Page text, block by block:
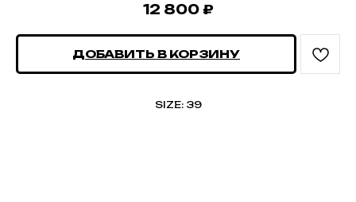
12 800 ₽
ДОБАВИТЬ В КОРЗИНУ
SIZE: 39